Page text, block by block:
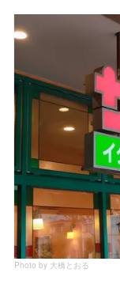
Photo by 大橋とおる